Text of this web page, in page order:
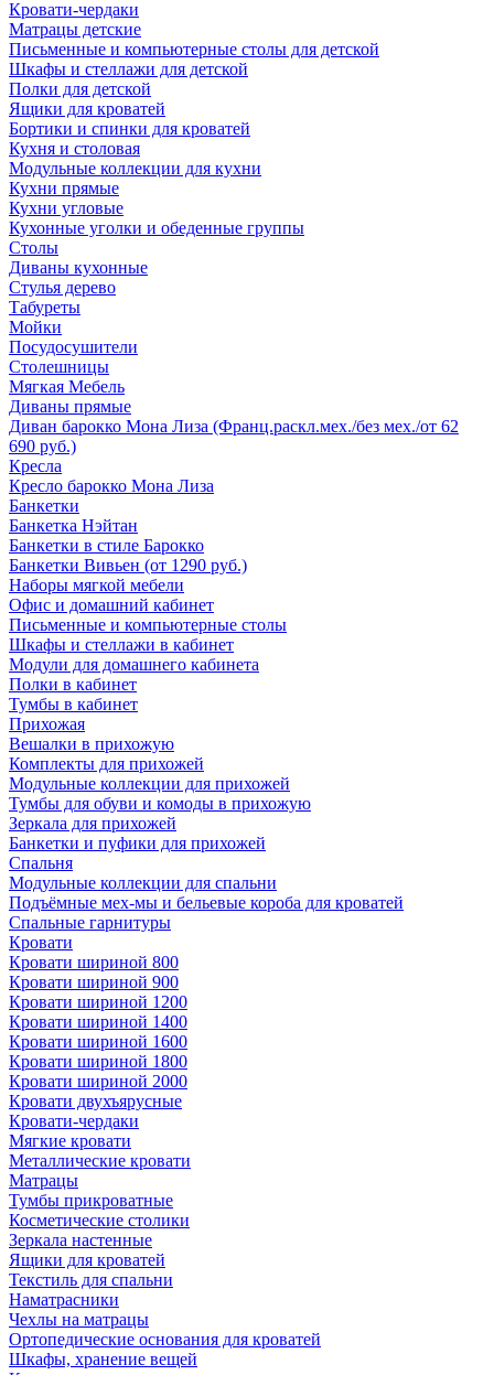
Кровати-чердаки
Матрацы детские
Письменные и компьютерные столы для детской
Шкафы и стеллажи для детской
Полки для детской
Ящики для кроватей
Бортики и спинки для кроватей
Кухня и столовая
Модульные коллекции для кухни
Кухни прямые
Кухни угловые
Кухонные уголки и обеденные группы
Столы
Диваны кухонные
Стулья дерево
Табуреты
Мойки
Посудосушители
Столешницы
Мягкая Мебель
Диваны прямые
Диван барокко Мона Лиза (Франц.раскл.мех./без мех./от 62
690 руб.)
Кресла
Кресло барокко Мона Лиза
Банкетки
Банкетка Нэйтан
Банкетки в стиле Барокко
Банкетки Вивьен (от 1290 руб.)
Наборы мягкой мебели
Офис и домашний кабинет
Письменные и компьютерные столы
Шкафы и стеллажи в кабинет
Модули для домашнего кабинета
Полки в кабинет
Тумбы в кабинет
Прихожая
Вешалки в прихожую
Комплекты для прихожей
Модульные коллекции для прихожей
Тумбы для обуви и комоды в прихожую
Зеркала для прихожей
Банкетки и пуфики для прихожей
Спальня
Модульные коллекции для спальни
Подъёмные мех-мы и бельевые короба для кроватей
Спальные гарнитуры
Кровати
Кровати шириной 800
Кровати шириной 900
Кровати шириной 1200
Кровати шириной 1400
Кровати шириной 1600
Кровати шириной 1800
Кровати шириной 2000
Кровати двухъярусные
Кровати-чердаки
Мягкие кровати
Металлические кровати
Матрацы
Тумбы прикроватные
Косметические столики
Зеркала настенные
Ящики для кроватей
Текстиль для спальни
Наматрасники
Чехлы на матрацы
Ортопедические основания для кроватей
Шкафы, хранение вещей